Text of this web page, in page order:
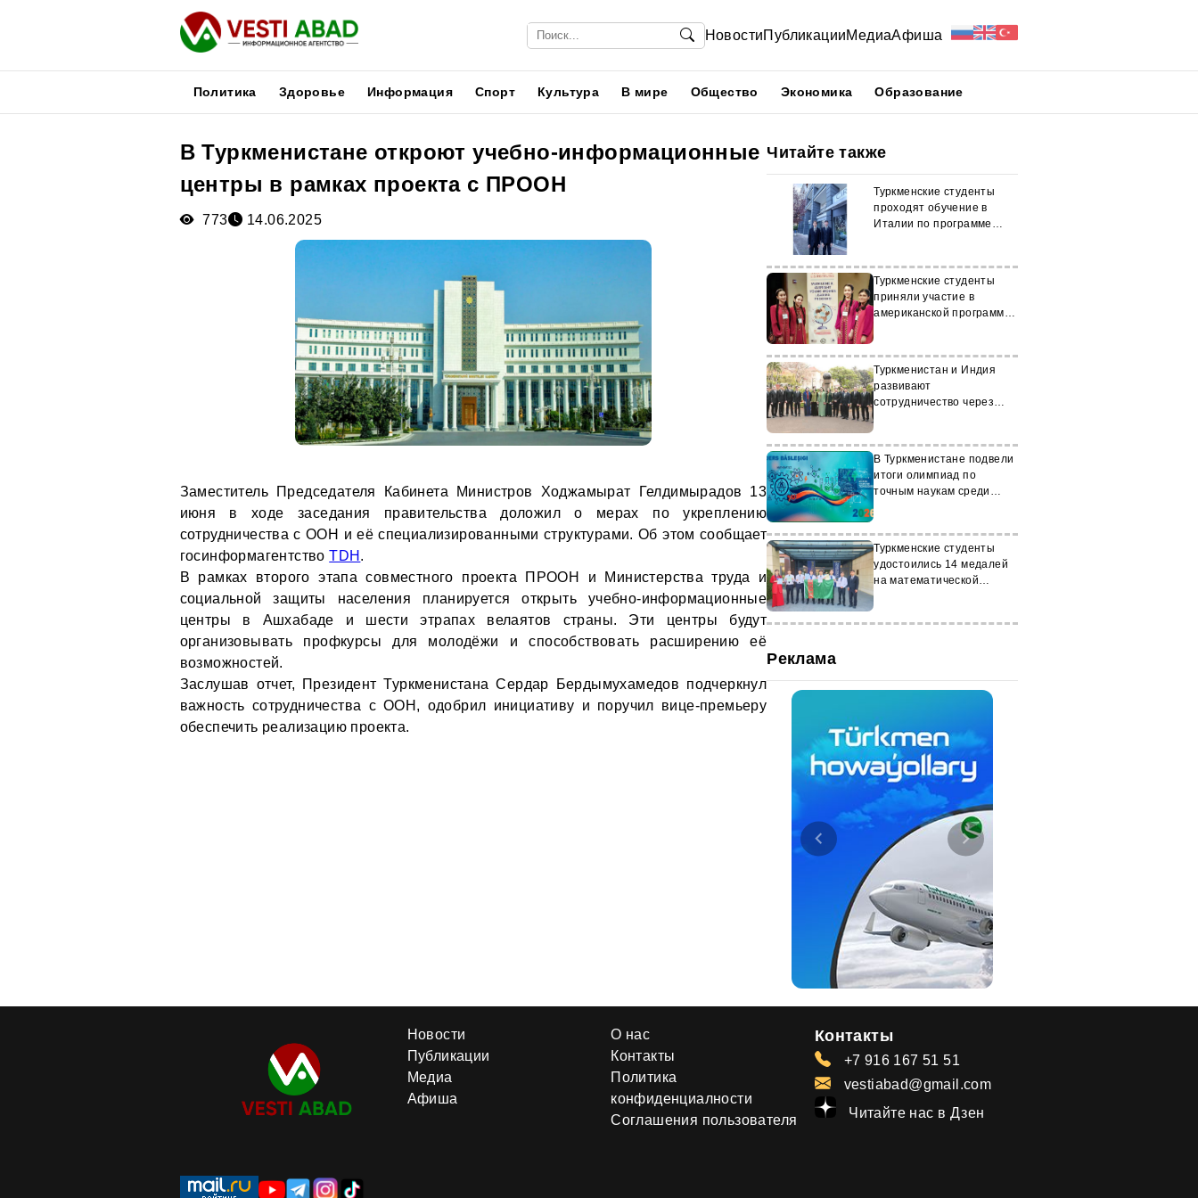
НовостиПубликацииМедиаАфиша
Политика Здоровье Информация Спорт Культура В мире Общество Экономика Образование
В Туркменистане откроют учебно-информационные
центры в рамках проекта с ПРООН
773 14.06.2025
Заместитель Председателя Кабинета Министров Ходжамырат Гелдимырадов 13
июня в ходе заседания правительства доложил о мерах по укреплению
сотрудничества с ООН и её специализированными структурами. Об этом сообщает
госинформагентствоTDH .
В рамках второго этапа совместного проекта ПРООН и Министерства труда и
социальной защиты населения планируется открыть учебно-информационные
центры в Ашхабаде и шести этрапах велаятов страны. Эти центры будут
организовывать профкурсы для молодёжи и способствовать расширению её
возможностей.
Заслушав отчет, Президент Туркменистана Сердар Бердымухамедов подчеркнул
важность сотрудничества с ООН, одобрил инициативу и поручил вице-премьеру
обеспечить реализацию проекта.
Читайте также
Туркменские студенты
проходят обучение в
Италии по программе
Туркменские студенты
приняли участие в
американской программе
Туркменистан и Индия
развивают
сотрудничество через
В Туркменистане подвели
итоги олимпиад по
точным наукам среди
Туркменские студенты
удостоились 14 медалей
на математической
Реклама
Новости
Публикации
Медиа
Афиша
О нас
Контакты
Политика
конфиденциалности
Соглашения пользователя
Контакты
+7 916 167 51 51
vestiabad@gmail.com
Читайте нас в Дзен